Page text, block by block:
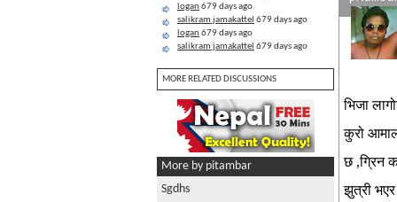
logan 679 days ago
salikram jamakattel 679 days ago
logan 679 days ago
salikram jamakattel 679 days ago
MORE RELATED DISCUSSIONS
More by pitambar
Sgdhs
भिजा
कुरो
छ ,ग्रिन
झुत्री